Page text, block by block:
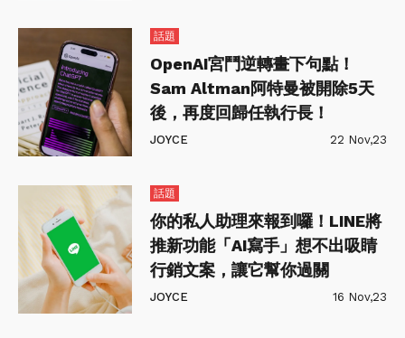
話題
OpenAI宮鬥逆轉畫下句點！
Sam Altman阿特曼被開除5天
後，再度回歸任執行長！
JOYCE 22 Nov,23
話題
你的私人助理來報到囉！LINE將
推新功能「AI寫手」想不出吸睛
行銷文案，讓它幫你過關
JOYCE 16 Nov,23